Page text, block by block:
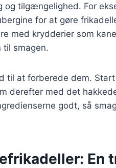
og tilgængelighed. For
for at gøre
med krydderier som
til smagen.
til at forberede dem.
derefter med det
godt, så
En